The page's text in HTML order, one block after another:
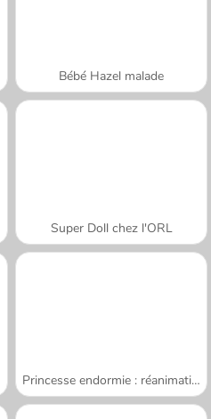
Bébé Hazel malade
Super Doll chez l'ORL
Princesse endormie : réanimation